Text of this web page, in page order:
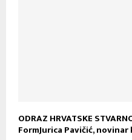
ODRAZ HRVATSKE
FormJurica Pavičić,